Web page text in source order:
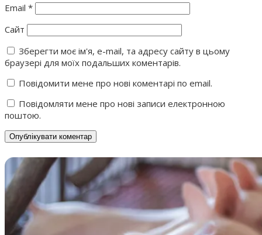
Email *
Сайт
Зберегти моє ім'я, e-mail, та адресу сайту в цьому
браузері для моїх подальших коментарів.
Повідомити мене про нові коментарі по email.
Повідомляти мене про нові записи електронною
поштою.